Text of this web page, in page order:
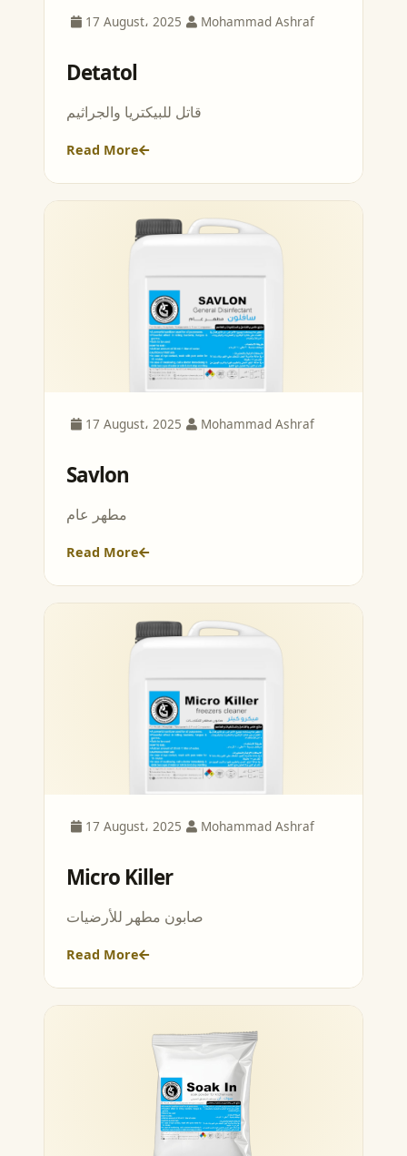
17 August، 2025 Mohammad Ashraf
Detatol
قاتل للبيكتريا والجراثيم
Read More
17 August، 2025 Mohammad Ashraf
Savlon
مطهر عام
Read More
17 August، 2025 Mohammad Ashraf
Micro Killer
صابون مطهر للأرضيات
Read More